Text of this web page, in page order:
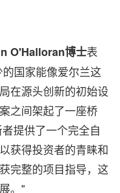
O'Halloran博士表
国家能像爱尔兰这
在源头创新的初始设
之间架起了一座桥
提供了一个完全自
获得投资者的青睐和
完整的项目指导，这
。"